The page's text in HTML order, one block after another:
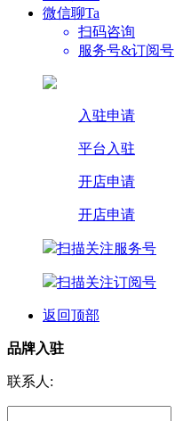
微信聊Ta
扫码咨询
服务号&订阅号
入驻申请
平台入驻
开店申请
开店申请
扫描关注服务号
扫描关注订阅号
返回顶部
品牌入驻
联系人: